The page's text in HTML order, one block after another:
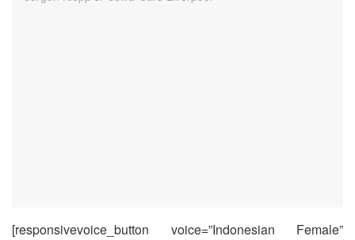
[responsivevoice_button voice=”Indonesian Female”